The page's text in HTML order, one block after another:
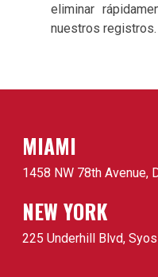
eliminar
nuestros registros.
MIAMI
1458 NW 78th Avenue,
NEW YORK
225 Underhill Blvd,